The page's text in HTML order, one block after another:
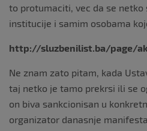
to protumaciti, vec da se netko
institucije i samim osobama
http://sluzbenilist.ba/page/
Ne znam zato pitam, kada
taj netko je tamo prekrsi ili se
on biva sankcionisan u
organizator danasnje